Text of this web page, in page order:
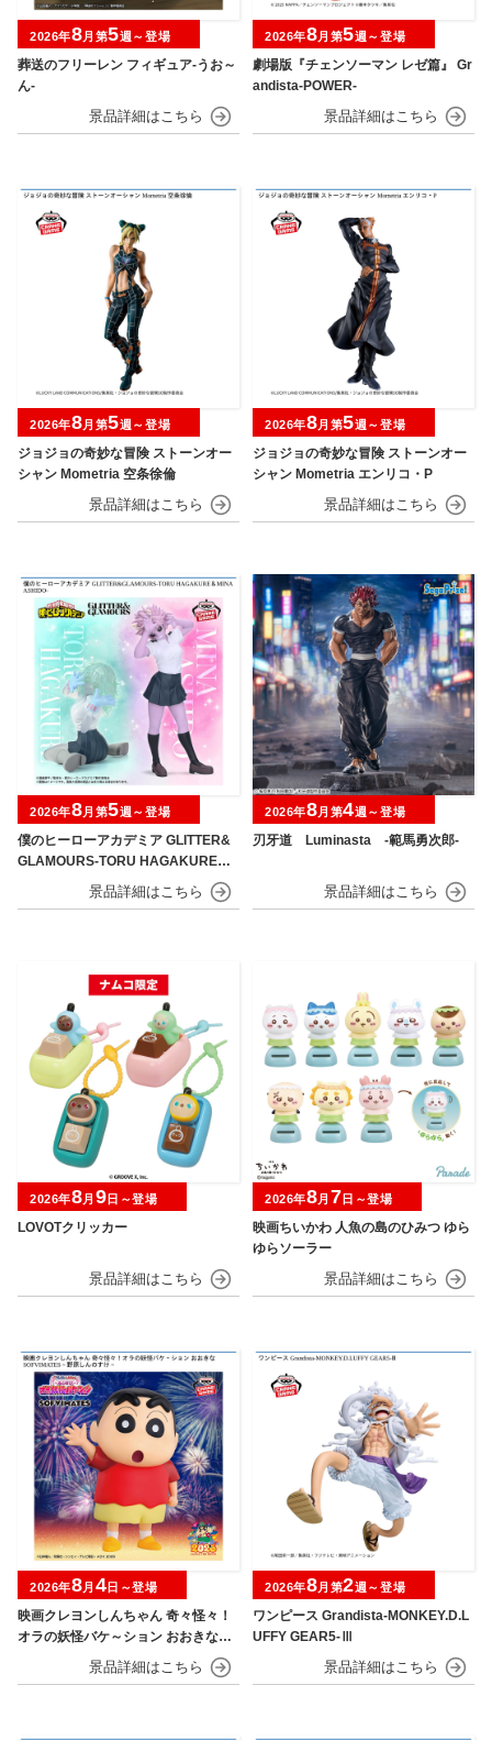
葬送のフリーレン フィギュア-うお～
ん-
2026年8月第5週～登場
劇場版『チェンソーマン レゼ篇』 Gr
andista-POWER-
2026年8月第5週～登場
ジョジョの奇妙な冒険 ストーンオー
シャン Mometria 空条徐倫
2026年8月第5週～登場
ジョジョの奇妙な冒険 ストーンオー
シャン Mometria エンリコ・P
2026年8月第5週～登場
僕のヒーローアカデミア GLITTER&
GLAMOURS-TORU HAGAKURE＆
MINA ASHIDO-
2026年8月第5週～登場
刃牙道 Luminasta ‐範馬勇次郎‐
2026年8月第4週～登場
LOVOTクリッカー
2026年8月 9 日～登場
映画ちいかわ 人魚の島のひみつ ゆら
ゆらソーラー
2026年8月 7 日～登場
映画クレヨンしんちゃん 奇々怪々！
オラの妖怪バケ～ション おおきなSO
FVIMATES～野原しんのすけ～
2026年8月 4日～登場
ワンピース Grandista-MONKEY.D.L
UFFY GEAR5-Ⅲ
2026年8月第2週～登場